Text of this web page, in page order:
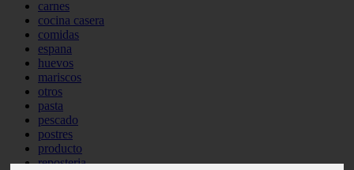
carnes
cocina casera
comidas
espana
huevos
mariscos
otros
pasta
pescado
postres
producto
reposteria